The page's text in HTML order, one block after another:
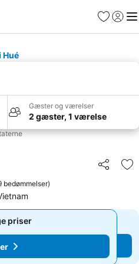
Favoritter
Log ind
Hué
Gæster og værelser
2 gæster, 1 værelse
Del
bedømmelser)
priser
priser